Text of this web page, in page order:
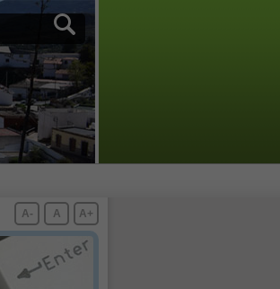
A+
A
A-